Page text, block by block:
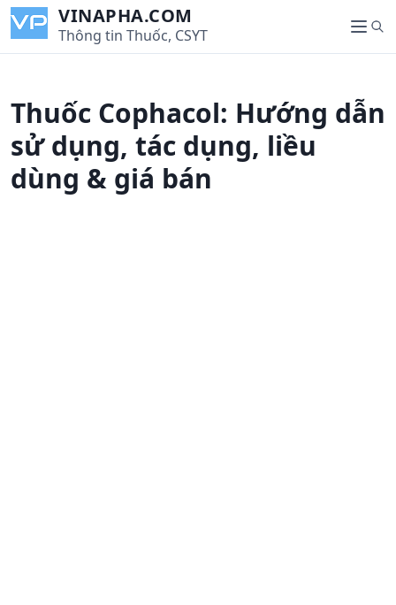
i
VINAPHA.COM
Thông tin Thuốc, CSYT
M
e
u
S
e
c
Thuốc Cophacol: Hướng dẫn
sử dụng, tác dụng, liều
dùng & giá bán